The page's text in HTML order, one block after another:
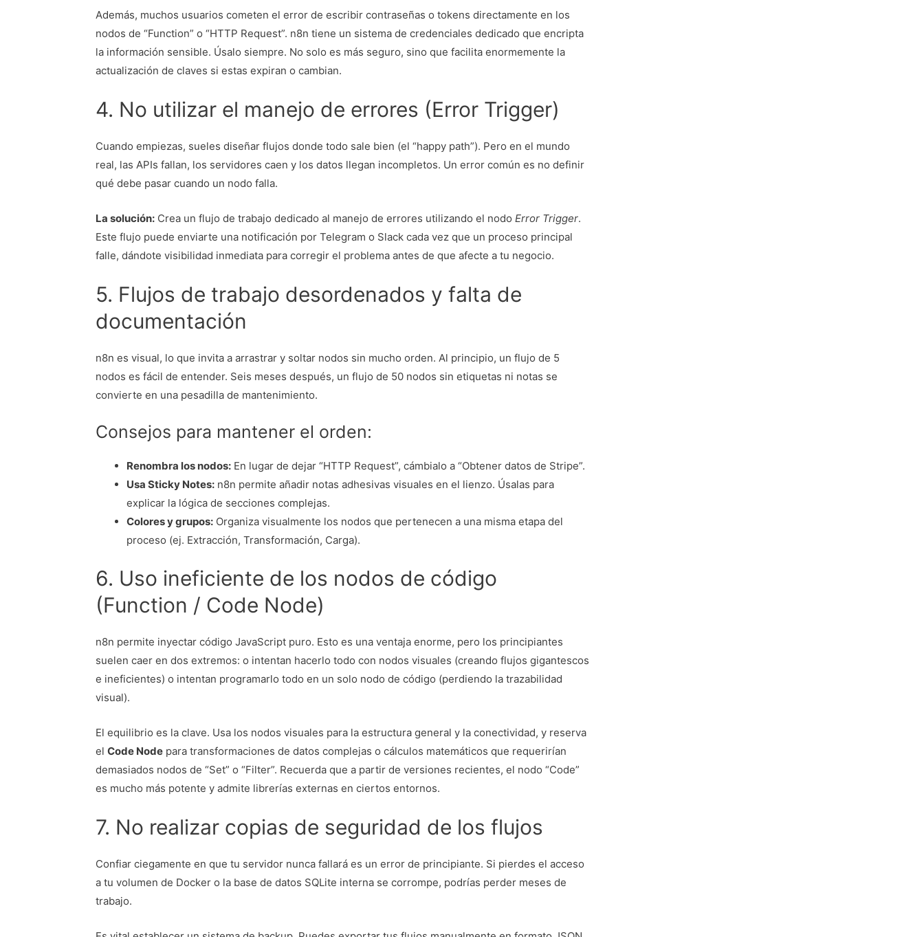
Además, muchos usuarios cometen el error de escribir contraseñas o tokens directamente en los
nodos de “Function” o “HTTP Request”. n8n tiene un sistema de credenciales dedicado que encripta
la información sensible. Úsalo siempre. No solo es más seguro, sino que facilita enormemente la
actualización de claves si estas expiran o cambian.
4. No utilizar el manejo de errores (Error Trigger)
Cuando empiezas, sueles diseñar flujos donde todo sale bien (el “happy path”). Pero en el mundo
real, las APIs fallan, los servidores caen y los datos llegan incompletos. Un error común es no definir
qué debe pasar cuando un nodo falla.
La solución:Crea un flujo de trabajo dedicado al manejo de errores utilizando el nodo Error Trigger.
Este flujo puede enviarte una notificación por Telegram o Slack cada vez que un proceso principal
falle, dándote visibilidad inmediata para corregir el problema antes de que afecte a tu negocio.
5. Flujos de trabajo desordenados y falta de
documentación
n8n es visual, lo que invita a arrastrar y soltar nodos sin mucho orden. Al principio, un flujo de 5
nodos es fácil de entender. Seis meses después, un flujo de 50 nodos sin etiquetas ni notas se
convierte en una pesadilla de mantenimiento.
Consejos para mantener el orden:
Renombra los nodos:En lugar de dejar “HTTP Request”, cámbialo a “Obtener datos de Stripe”.
Usa Sticky Notes:n8n permite añadir notas adhesivas visuales en el lienzo. Úsalas para
explicar la lógica de secciones complejas.
Colores y grupos:Organiza visualmente los nodos que pertenecen a una misma etapa del
proceso (ej. Extracción, Transformación, Carga).
6. Uso ineficiente de los nodos de código
(Function / Code Node)
n8n permite inyectar código JavaScript puro. Esto es una ventaja enorme, pero los principiantes
suelen caer en dos extremos: o intentan hacerlo todo con nodos visuales (creando flujos gigantescos
e ineficientes) o intentan programarlo todo en un solo nodo de código (perdiendo la trazabilidad
visual).
El equilibrio es la clave. Usa los nodos visuales para la estructura general y la conectividad, y reserva
el Code Nodepara transformaciones de datos complejas o cálculos matemáticos que requerirían
demasiados nodos de “Set” o “Filter”. Recuerda que a partir de versiones recientes, el nodo “Code”
es mucho más potente y admite librerías externas en ciertos entornos.
7. No realizar copias de seguridad de los flujos
Confiar ciegamente en que tu servidor nunca fallará es un error de principiante. Si pierdes el acceso
a tu volumen de Docker o la base de datos SQLite interna se corrompe, podrías perder meses de
trabajo.